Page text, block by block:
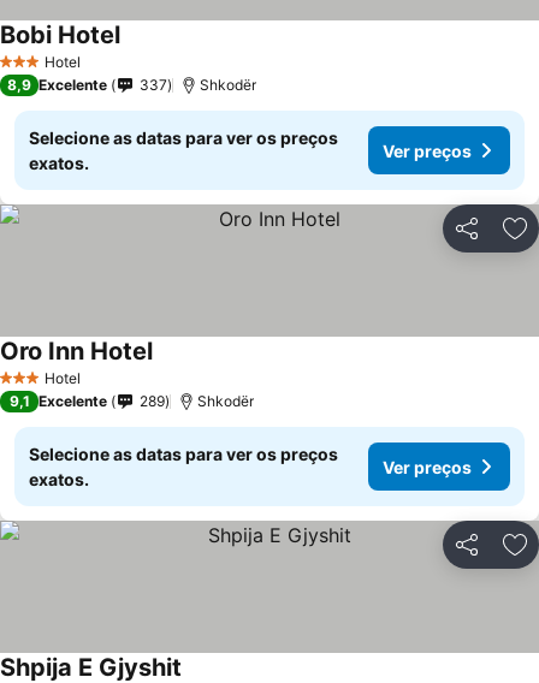
3 EstrelasHotel
Bobi HotelVer preços
8,9 Excelente 337 Shkodër
Selecione as datas para ver os preços
exatos.
Ver preços
Partilhar
3 EstrelasHotel
Oro Inn HotelVer preços
9,1 Excelente 289 Shkodër
Selecione as datas para ver os preços
exatos.
Ver preços
Partilhar
Shpija E Gjyshit